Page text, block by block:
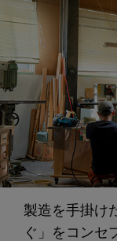
製造を手掛け
ぐ」をコンセ